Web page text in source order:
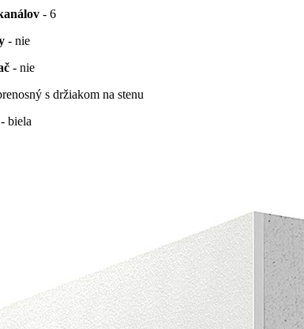
- 6
- nie
- nie
s držiakom na stenu
- biela